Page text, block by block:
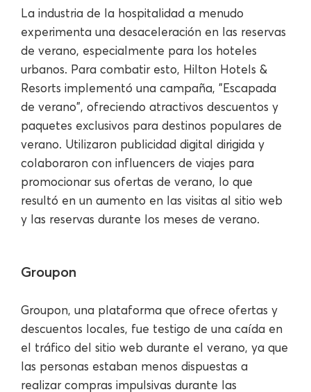
La industria de la hospitalidad a menudo
experimenta una desaceleración en las reservas
de verano, especialmente para los hoteles
urbanos. Para combatir esto, Hilton Hotels &
Resorts implementó una campaña, "Escapada
de verano", ofreciendo atractivos descuentos y
paquetes exclusivos para destinos populares de
verano. Utilizaron publicidad digital dirigida y
colaboraron con influencers de viajes para
promocionar sus ofertas de verano, lo que
resultó en un aumento en las visitas al sitio web
y las reservas durante los meses de verano.
Groupon
Groupon, una plataforma que ofrece ofertas y
descuentos locales, fue testigo de una caída en
el tráfico del sitio web durante el verano, ya que
las personas estaban menos dispuestas a
realizar compras impulsivas durante las